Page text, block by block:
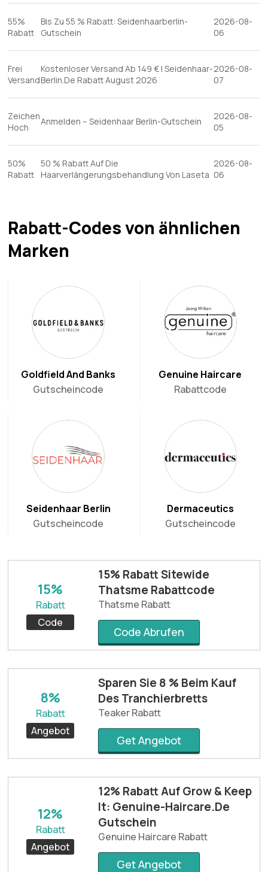
55%
Rabatt
Bis Zu 55 % Rabatt: Seidenhaarberlin-
Gutschein
2026-08-
06
Frei
Versand
Kostenloser Versand Ab 149 € | Seidenhaar-
Berlin.De Rabatt August 2026
2026-08-
07
Zeichen
Hoch
Anmelden – Seidenhaar Berlin-Gutschein
2026-08-
05
50%
Rabatt
50 % Rabatt Auf Die
Haarverlängerungsbehandlung Von Laseta
2026-08-
06
Rabatt-Codes von ähnlichen
Marken
Goldfield And Banks
Gutscheincode
Genuine Haircare
Rabattcode
Seidenhaar Berlin
Gutscheincode
Dermaceutics
Gutscheincode
15%
Rabatt
Code
15% Rabatt Sitewide
Thatsme Rabattcode
Thatsme Rabatt
Code Abrufen
8%
Rabatt
Angebot
Sparen Sie 8 % Beim Kauf
Des Tranchierbretts
Teaker Rabatt
Get Angebot
12%
Rabatt
Angebot
12% Rabatt Auf Grow & Keep
It: Genuine-Haircare.De
Gutschein
Genuine Haircare Rabatt
Get Angebot